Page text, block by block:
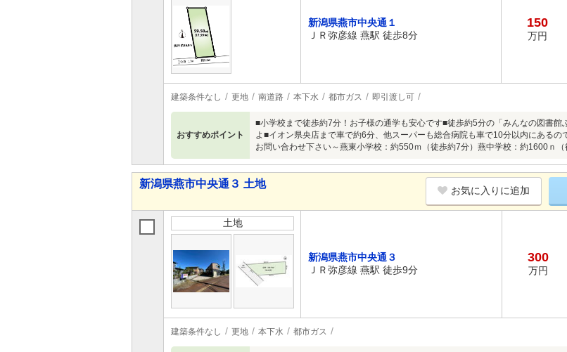
新潟県燕市中央通１
ＪＲ弥彦線 燕駅 徒歩8分
150
万円
建築条件なし 更地 南道路 本下水 都市ガス 即引渡し可
おすすめポイント
■小学校まで徒歩約7分！お子様の通学も安心です■徒歩約5分の「みんなの図書
よ■イオン県央店まで車で約6分、他スーパーも総合病院も車で10分以内にある
お問い合わせ下さい～燕東小学校：約550ｍ（徒歩約7分）燕中学校：約1600ｎ（
新潟県燕市中央通３ 土地
お気に入りに追加
土地
新潟県燕市中央通３
ＪＲ弥彦線 燕駅 徒歩9分
300
万円
建築条件なし 更地 本下水 都市ガス